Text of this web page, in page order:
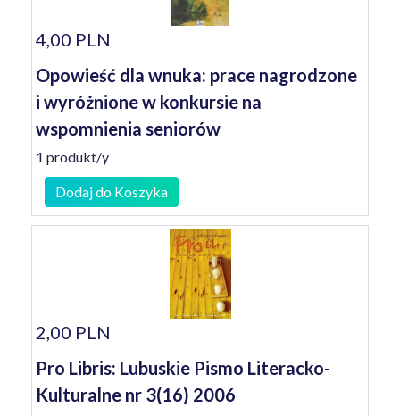
4,00 PLN
Opowieść dla wnuka: prace nagrodzone
i wyróżnione w konkursie na
wspomnienia seniorów
1 produkt/y
Dodaj do Koszyka
2,00 PLN
Pro Libris: Lubuskie Pismo Literacko-
Kulturalne nr 3(16) 2006